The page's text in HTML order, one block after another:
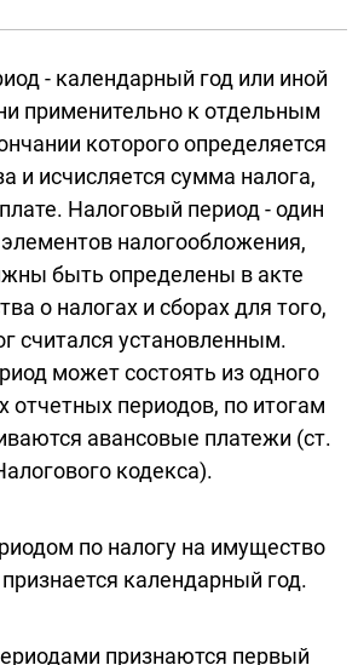
- календарный год или иной
применительно к отдельным
которого определяется
и исчисляется сумма налога,
Налоговый период - один
налогообложения,
быть определены в акте
о налогах и сборах для того,
считался установленным.
может состоять из одного
отчетных периодов, по итогам
авансовые платежи (ст.
кодекса).
по налогу на имущество
календарный год.
признаются первый